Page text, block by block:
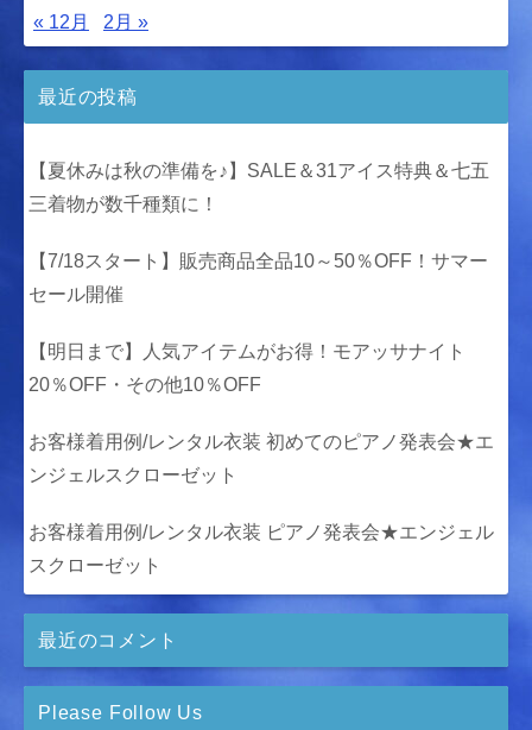
« 12月 2月 »
最近の投稿
【夏休みは秋の準備を♪】SALE＆31アイス特典＆七五
三着物が数千種類に！
【7/18スタート】販売商品全品10～50％OFF！サマー
セール開催
【明日まで】人気アイテムがお得！モアッサナイト
20％OFF・その他10％OFF
お客様着用例/レンタル衣装 初めてのピアノ発表会★エ
ンジェルスクローゼット
お客様着用例/レンタル衣装 ピアノ発表会★エンジェル
スクローゼット
最近のコメント
Please Follow Us